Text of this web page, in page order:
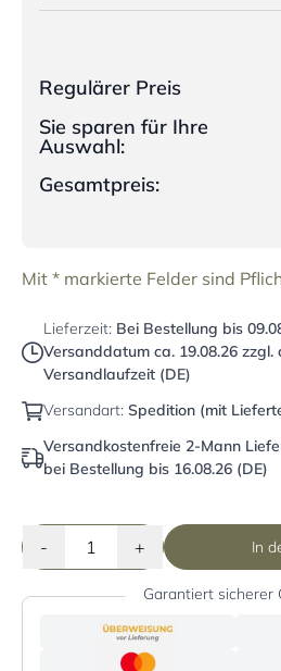
Regulärer Preis
Sie sparen für Ihre
Auswahl:
Gesamtpreis:
Mit * markierte Felder sind
Lieferzeit: Bei Bestellung bis
Versanddatum ca. 19.08.26 zzgl.
Versandlaufzeit (DE)
Versandart: Spedition (mit
Versandkostenfreie 2-Mann
bei Bestellung bis 16.08.26 (DE)
- + In
Garantiert sicherer